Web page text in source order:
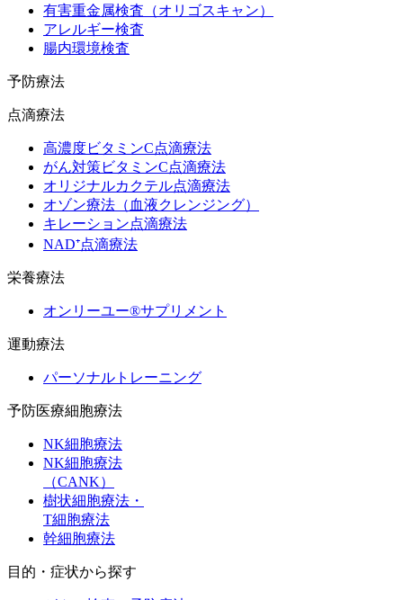
有害重金属検査（オリゴスキャン）
アレルギー検査
腸内環境検査
予防療法
点滴療法
高濃度ビタミンC点滴療法
がん対策ビタミンC点滴療法
オリジナルカクテル点滴療法
オゾン療法（血液クレンジング）
キレーション点滴療法
NAD⁺点滴療法
栄養療法
オンリーユー®サプリメント
運動療法
パーソナルトレーニング
予防医療細胞療法
NK細胞療法
NK細胞療法
（CANK）
樹状細胞療法・
T細胞療法
幹細胞療法
目的・症状から探す